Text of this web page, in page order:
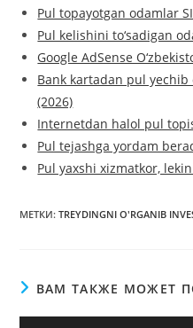
Pul topayotgan odamlar
Pul kelishini to‘sadigan
Google AdSense
Bank kartadan pul
(2026)
Internetdan halol pul
Pul tejashga yordam
Pul yaxshi xizmatkor,
МЕТКИ:TREYDINGNI O'RGANIB
ВАМ ТАКЖЕ МОЖЕТ